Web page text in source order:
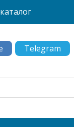
Telegram